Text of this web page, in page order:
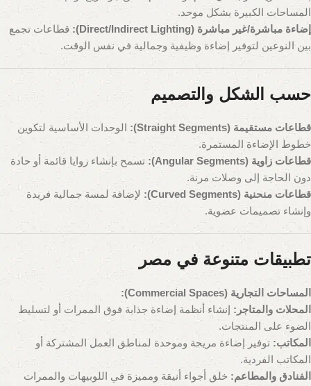
المساحات الكبيرة بشكل موحد.
إضاءة مباشرة/غير مباشرة (Direct/Indirect Lighting):
قطاعات تجمع
بين النوعين لتوفير إضاءة وظيفية وجمالية في نفس الوقت.
حسب الشكل والتصميم
قطاعات مستقيمة (Straight Segments):
الوحدات الأساسية لتكوين
خطوط الإضاءة المستمرة.
قطاعات زاوية (Angular Segments):
تسمح بإنشاء زوايا قائمة أو حادة
دون الحاجة إلى وصلات مرنة.
قطاعات منحنية (Curved Segments):
لإضافة لمسة جمالية فريدة
وإنشاء تصميمات عضوية.
تطبيقات متنوعة في مصر
المساحات التجارية (Commercial Spaces):
المحلات والمتاجر: إنشاء أنظمة إضاءة جذابة فوق الممرات أو لتسليط
الضوء على المنتجات.
المكاتب: توفير إضاءة مريحة وموحدة لمناطق العمل المشتركة أو
المكاتب الفردية.
الفنادق والمطاعم: خلق أجواء أنيقة ومميزة في اللوبيهات والممرات